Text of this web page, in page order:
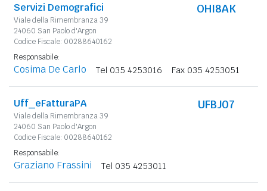
Servizi Demografici
Viale della Rimembranza 39
24060 San Paolo d'Argon
Codice Fiscale: 00288640162
OHI8AK
Responsabile:
Cosima De Carlo Tel 035 4253016 Fax 035 4253051
Uff_eFatturaPA
Viale della Rimembranza 39
24060 San Paolo d'Argon
Codice Fiscale: 00288640162
UFBJ07
Responsabile:
Graziano Frassini Tel 035 4253011